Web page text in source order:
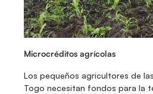
Microcréditos agrícolas
Los pequeños agricultores de
Togo necesitan fondos para la